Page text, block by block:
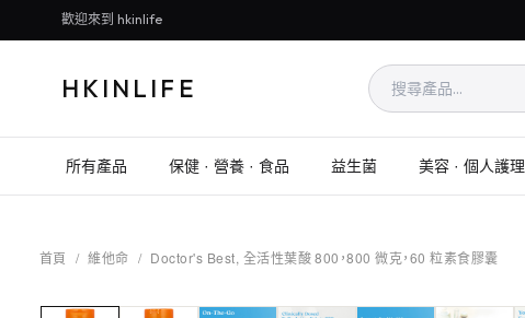
歡迎來到 hkinlife
HKINLIFE
所有產品 保健 · 營養 · 食品 益生菌 美容 · 個人護理
首頁 / 維他命 / Doctor's Best, 全活性葉酸 800，800 微克，60 粒素食膠囊